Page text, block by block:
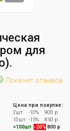
для
Пока нет отзывов
Цена при покупке:
2шт
-10%
900 р
10шт -15%
850 р
>100шт -20% 800 р